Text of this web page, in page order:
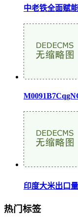
中老铁全面赋
印度大米出口
热门标签